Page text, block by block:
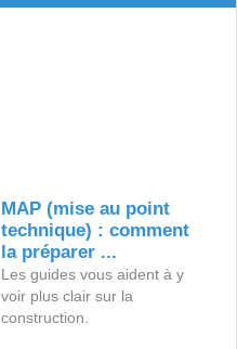
MAP (mise au point
technique) : comment
la préparer ...
Les guides vous aident à y
voir plus clair sur la
construction.